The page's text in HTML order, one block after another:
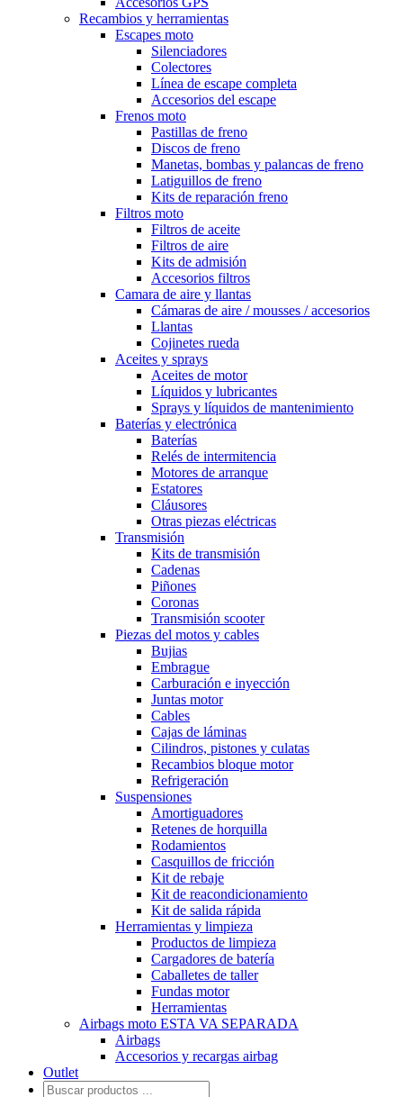
Recambios y herramientas
Escapes moto
Silenciadores
Colectores
Línea de escape completa
Accesorios del escape
Frenos moto
Pastillas de freno
Discos de freno
Manetas, bombas y palancas de freno
Latiguillos de freno
Kits de reparación freno
Filtros moto
Filtros de aceite
Filtros de aire
Kits de admisión
Accesorios filtros
Camara de aire y llantas
Cámaras de aire / mousses / accesorios
Llantas
Cojinetes rueda
Aceites y sprays
Aceites de motor
Líquidos y lubricantes
Sprays y líquidos de mantenimiento
Baterías y electrónica
Baterías
Relés de intermitencia
Motores de arranque
Estatores
Cláusores
Otras piezas eléctricas
Transmisión
Kits de transmisión
Cadenas
Piñones
Coronas
Transmisión scooter
Piezas del motos y cables
Bujias
Embrague
Carburación e inyección
Juntas motor
Cables
Cajas de láminas
Cilindros, pistones y culatas
Recambios bloque motor
Refrigeración
Suspensiones
Amortiguadores
Retenes de horquilla
Rodamientos
Casquillos de fricción
Kit de rebaje
Kit de reacondicionamiento
Kit de salida rápida
Herramientas y limpieza
Productos de limpieza
Cargadores de batería
Caballetes de taller
Fundas motor
Herramientas
Airbags moto ESTA VA SEPARADA
Airbags
Accesorios y recargas airbag
Outlet
Búsqueda